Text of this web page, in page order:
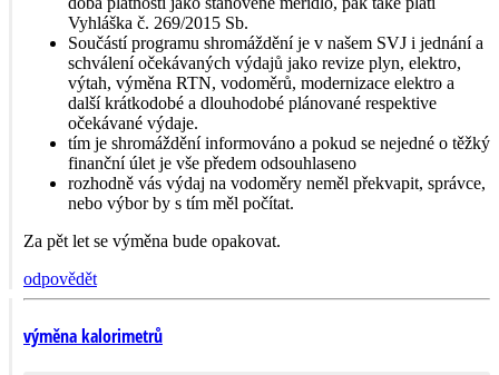
Vyhláška č. 269/2015 Sb.
Součástí programu shromáždění je v našem SVJ i jednání a
schválení očekávaných výdajů jako revize plyn, elektro,
výtah, výměna RTN, vodoměrů, modernizace elektro a
další krátkodobé a dlouhodobé plánované respektive
očekávané výdaje.
tím je shromáždění informováno a pokud se nejedné o těžký
finanční úlet je vše předem odsouhlaseno
rozhodně vás výdaj na vodoměry neměl překvapit, správce,
nebo výbor by s tím měl počítat.
Za pět let se výměna bude opakovat.
odpovědět
výměna kalorimetrů